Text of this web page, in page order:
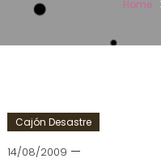
Home
Cajón Desastre
14/08/2009